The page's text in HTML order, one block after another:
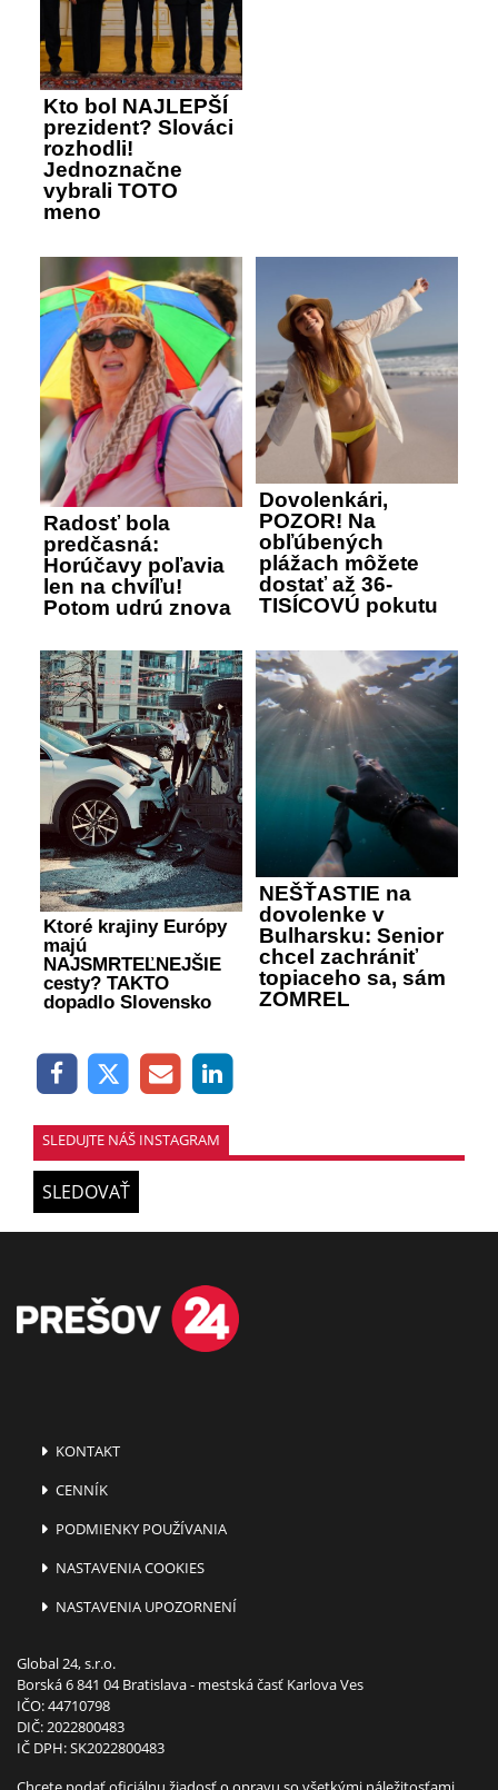
Kto bol NAJLEPŠÍ
prezident? Slováci
rozhodli!
Jednoznačne
vybrali TOTO
meno
Radosť bola
predčasná:
Horúčavy poľavia
len na chvíľu!
Potom udrú znova
Dovolenkári,
POZOR! Na
obľúbených
plážach môžete
dostať až 36-
TISÍCOVÚ pokutu
Ktoré krajiny Európy
majú
NAJSMRTEĽNEJŠIE
cesty? TAKTO
dopadlo Slovensko
NEŠŤASTIE na
dovolenke v
Bulharsku: Senior
chcel zachrániť
topiaceho sa, sám
ZOMREL
SLEDUJTE NÁŠ INSTAGRAM
SLEDOVAŤ
KONTAKT
CENNÍK
PODMIENKY POUŽÍVANIA
NASTAVENIA COOKIES
NASTAVENIA UPOZORNENÍ
Global 24, s.r.o.
Borská 6 841 04 Bratislava - mestská časť Karlova Ves
IČO: 44710798
DIČ: 2022800483
IČ DPH: SK2022800483